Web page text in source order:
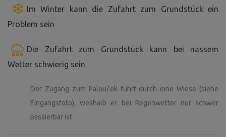
Im Winter kann die Zufahrt zum Grundstück ein
Problem sein
Die Zufahrt zum Grundstück kann bei nassem
Wetter schwierig sein
Der Zugang zum Palouček führt durch eine Wiese (siehe
Eingangsfoto), weshalb er bei Regenwetter nur schwer
passierbar ist.